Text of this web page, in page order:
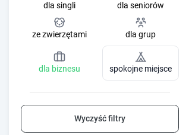
dla singli dla seniorów
ze zwierzętami dla grup
dla biznesu spokojne miejsce
Wyczyść filtry